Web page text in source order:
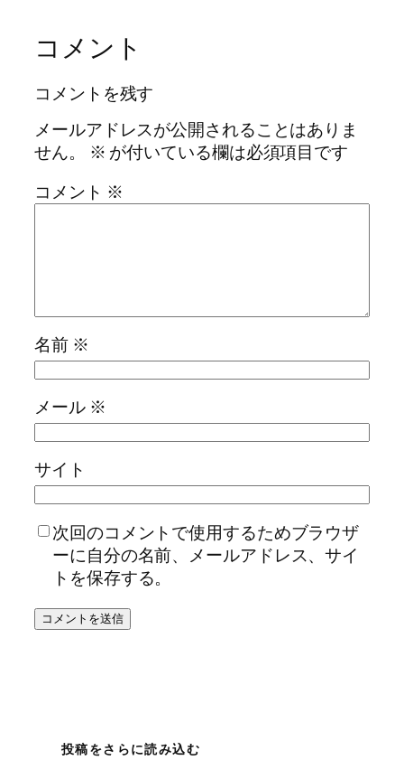
コメント
コメントを残す
メールアドレスが公開されることはありま
せん。
※ が付いている欄は必須項目です
コメント ※
名前 ※
メール ※
サイト
次回のコメントで使用するためブラウザ
ーに自分の名前、メールアドレス、サイ
トを保存する。
投稿をさらに読み込む